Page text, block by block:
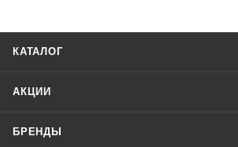
КАТАЛОГ
АКЦИИ
БРЕНДЫ